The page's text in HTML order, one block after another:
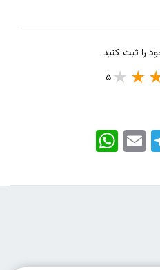
را ثبت کنید
5
WhatsApp Email